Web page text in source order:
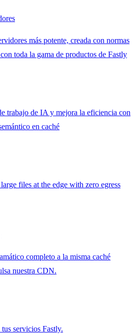
más potente, creada con normas
toda la gama de productos de Fastly
trabajo de IA y mejora la eficiencia con
en caché
files at the edge with zero egress
completo a la misma caché
nuestra CDN.
servicios Fastly.